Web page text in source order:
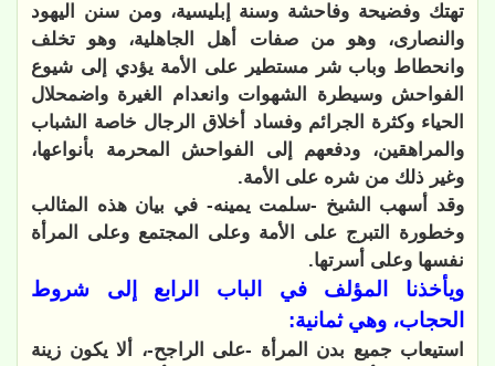
تهتك وفضيحة وفاحشة وسنة إبليسية، ومن سنن اليهود
والنصارى، وهو من صفات أهل الجاهلية، وهو تخلف
وانحطاط وباب شر مستطير على الأمة يؤدي إلى شيوع
الفواحش وسيطرة الشهوات وانعدام الغيرة واضمحلال
الحياء وكثرة الجرائم وفساد أخلاق الرجال خاصة الشباب
والمراهقين، ودفعهم إلى الفواحش المحرمة بأنواعها،
وغير ذلك من شره على الأمة.
وقد أسهب الشيخ -سلمت يمينه- في بيان هذه المثالب
وخطورة التبرج على الأمة وعلى المجتمع وعلى المرأة
نفسها وعلى أسرتها.
ويأخذنا المؤلف في الباب الرابع إلى شروط
الحجاب، وهي ثمانية:
استيعاب جميع بدن المرأة -على الراجح-، ألا يكون زينة